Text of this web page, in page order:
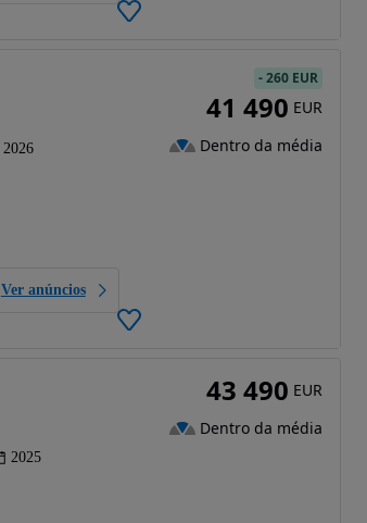
2026
Ver anúncios
-260 EUR
41 490 EUR
Dentro da média
2025
43 490 EUR
Dentro da média